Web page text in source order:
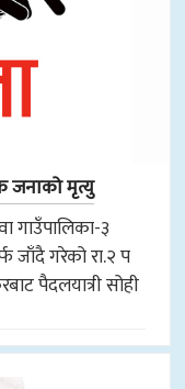
जनाको मृत्यु
गाउँपालिका-३
जाँदै गरेको रा.२ प
पैदलयात्री सोही